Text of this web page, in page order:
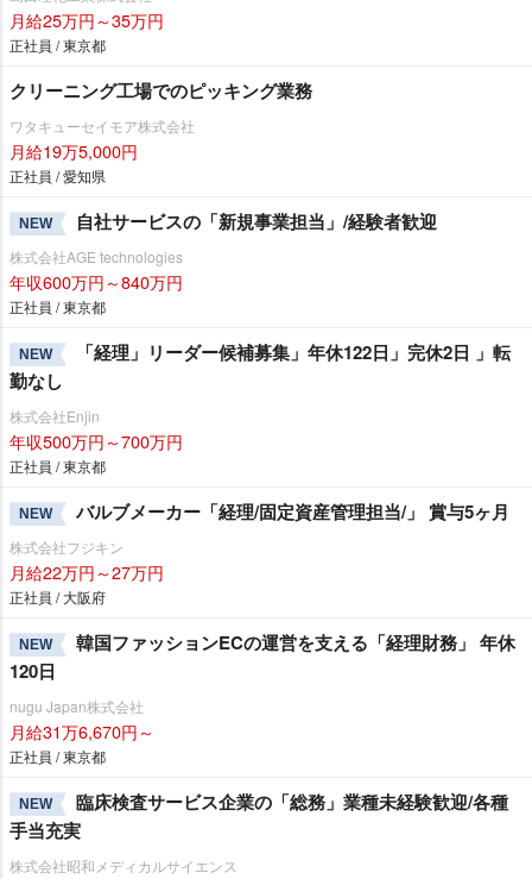
月給25万円～35万円
正社員 / 東京都
クリーニング工場でのピッキング業務
ワタキューセイモア株式会社
月給19万5,000円
正社員 / 愛知県
NEW 自社サービスの「新規事業担当」/経験者歓迎
株式会社AGE technologies
年収600万円～840万円
正社員 / 東京都
NEW
「経理」リーダー候補募集」年休122日」完休2日 」転
勤なし
株式会社Enjin
年収500万円～700万円
正社員 / 東京都
NEW バルブメーカー「経理/固定資産管理担当/」 賞与5ヶ月
株式会社フジキン
月給22万円～27万円
正社員 / 大阪府
NEW
韓国ファッションECの運営を支える「経理財務」 年休
120日
nugu Japan株式会社
月給31万6,670円～
正社員 / 東京都
NEW
臨床検査サービス企業の「総務」業種未経験歓迎/各種
手当充実
株式会社昭和メディカルサイエンス